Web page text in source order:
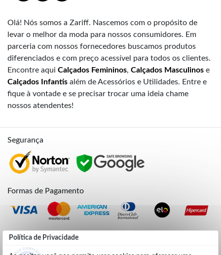
Política de Privacidade
Olá! Nós somos a Zariff. Nascemos com o propósito de
levar o melhor da moda para nossos consumidores. Em
parceria com nossos fornecedores buscamos produtos
diferenciados e com preço acessível para todos os clientes.
Encontre aqui Calçados Femininos, Calçados Masculinos e
Calçados Infantis além de Acessórios e Utilidades. Entre e
fique à vontade e se precisar trocar uma ideia chame
nossos atendentes!
Segurança
Formas de Pagamento
Credibilidade